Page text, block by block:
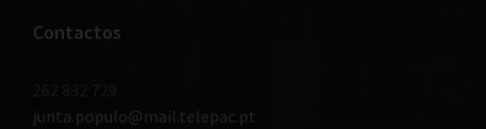
Contactos
junta.populo@mail.telepac.pt